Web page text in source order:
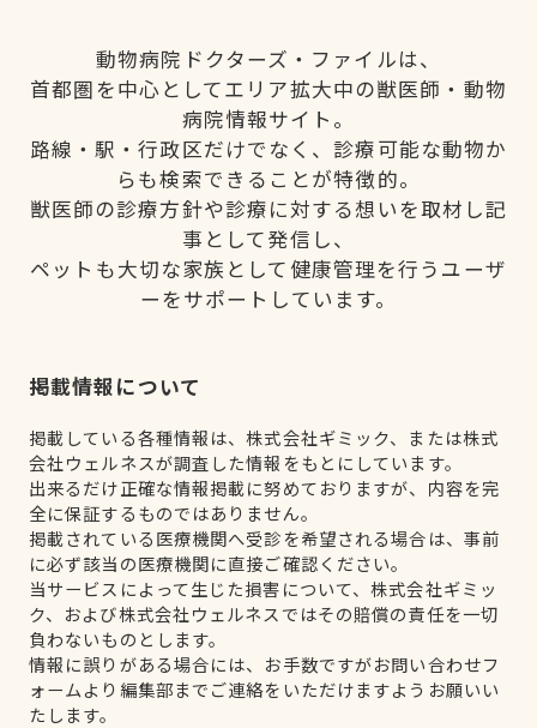
動物病院ドクターズ・ファイルは、
首都圏を中心としてエリア拡大中の獣医師・動物
病院情報サイト。
路線・駅・行政区だけでなく、診療可能な動物か
らも検索できることが特徴的。
獣医師の診療方針や診療に対する想いを取材し記
事として発信し、
ペットも大切な家族として健康管理を行うユーザ
ーをサポートしています。
掲載情報について
掲載している各種情報は、株式会社ギミック、または株式
会社ウェルネスが調査した情報をもとにしています。
出来るだけ正確な情報掲載に努めておりますが、内容を完
全に保証するものではありません。
掲載されている医療機関へ受診を希望される場合は、事前
に必ず該当の医療機関に直接ご確認ください。
当サービスによって生じた損害について、株式会社ギミッ
ク、および株式会社ウェルネスではその賠償の責任を一切
負わないものとします。
情報に誤りがある場合には、お手数ですがお問い合わせフ
ォームより編集部までご連絡をいただけますようお願いい
たします。